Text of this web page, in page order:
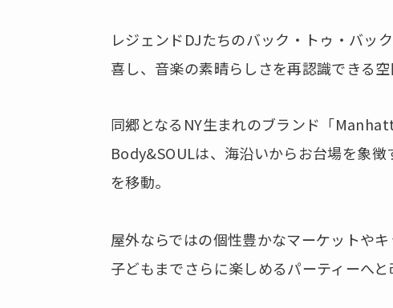
レジェンドDJたちのバック・トゥ・バッ
喜し、音楽の素晴らしさを再認識できる空
同郷となるNY生まれのブランド「
Body&SOULは、海沿いからお台場を象
を移動。
屋外ならではの個性豊かなマーケットや
子どもまでさらに楽しめるパーティーへと